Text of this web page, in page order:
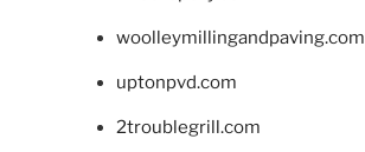
woolleymillingandpaving.com
uptonpvd.com
2troublegrill.com